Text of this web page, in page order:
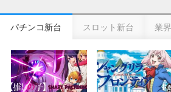
の幸せ空間、好感触のフェアスタート、原作愛
日遊協、ファン調査2025を発表｜使用金額中央
歴20年以上が50％以上」等々…
パチンコ新台 スロット新台 業